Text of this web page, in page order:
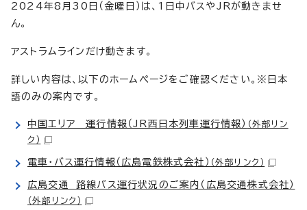
2024年8月30日（金曜日）は、1日中バスやJRが動きませ
ん。
アストラムラインだけ動きます。
詳しい内容は、以下のホームぺージをご確認ください。※日本
語のみの案内です。
中国エリア 運行情報（JR西日本列車運行情報） （外部リン
ク）
電車・バス運行情報（広島電鉄株式会社） （外部リンク）
広島交通 路線バス運行状況のご案内（広島交通株式会社）
（外部リンク）